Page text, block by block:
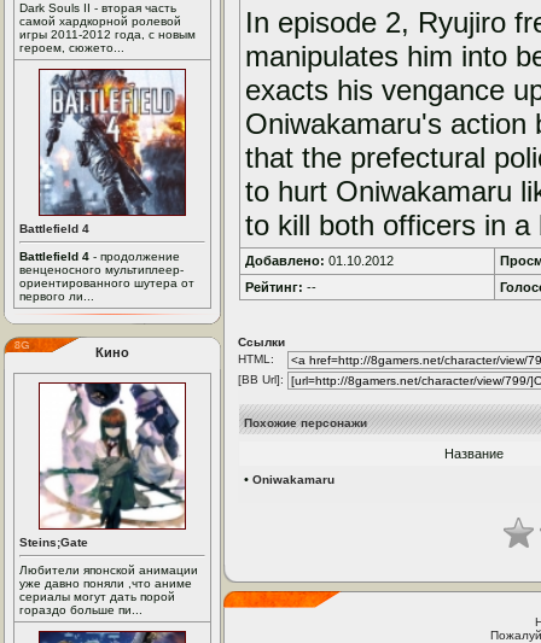
Dark Souls II - вторая часть
самой хардкорной ролевой
игры 2011-2012 года, с новым
героем, сюжето...
Battlefield 4
Battlefield 4 - продолжение
венценосного мультиплеер-
ориентированного шутера от
первого ли...
Кино
Steins;Gate
Любители японской анимации
уже давно поняли ,что аниме
сериалы могут дать порой
гораздо больше пи...
In episode 2, Ryujiro
manipulates him into
exacts his vengance
Oniwakamaru's action
that the prefectural
to hurt Oniwakamaru
to kill both officers in a
Добавлено: 01.10.2012
Рейтинг: --
Ссылки
HTML:
[BB Url]:
Похожие персонажи
Название
• Oniwakamaru